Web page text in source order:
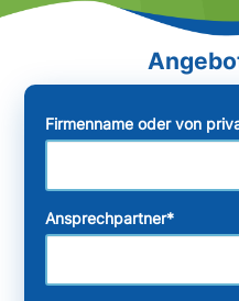
Firmenname oder von
Ansprechpartner*